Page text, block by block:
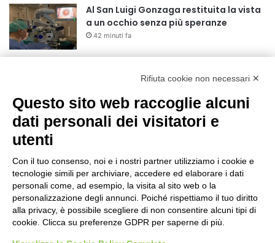
Al San Luigi Gonzaga restituita la vista
a un occhio senza più speranze
42 minuti fa
quindici con Britte Stuut
BEA Chieri Leopardi 3×3, una stagione
15 ore fa
BEA Chieri: capitan Drame ancora in
Arancione!
16 ore fa
Rifiuta cookie non necessari ✕
Questo sito web raccoglie alcuni
dati personali dei visitatori e
utenti
Con il tuo consenso, noi e i nostri partner utilizziamo i cookie e
tecnologie simili per archiviare, accedere ed elaborare i dati
personali come, ad esempio, la visita al sito web o la
personalizzazione degli annunci. Poiché rispettiamo il tuo diritto
alla privacy, è possibile scegliere di non consentire alcuni tipi di
cookie. Clicca su preferenze GDPR per saperne di più.